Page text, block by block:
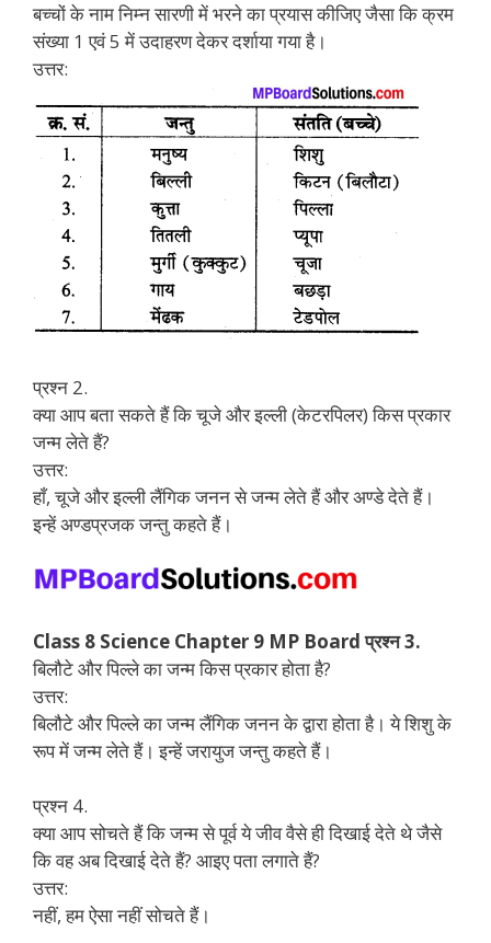
बच्चों के नाम निम्न सारणी में भरने का प्रयास कीजिए जैसा कि क्रम
संख्या 1 एवं 5 में उदाहरण देकर दर्शाया गया है।
उत्तर:
प्रश्न 2.
क्या आप बता सकते हैं कि चूजे और इल्ली (केटरपिलर) किस प्रकार
जन्म लेते हैं?
उत्तर:
हाँ, चूजे और इल्ली लैंगिक जनन से जन्म लेते हैं और अण्डे देते हैं।
इन्हें अण्डप्रजक जन्तु कहते हैं।
Class 8 Science Chapter 9 MP Board प्रश्न 3.
बिलौटे और पिल्ले का जन्म किस प्रकार होता है?
उत्तर:
बिलौटे और पिल्ले का जन्म लैंगिक जनन के द्वारा होता है। ये शिशु के
रूप में जन्म लेते हैं। इन्हें जरायुज जन्तु कहते हैं।
प्रश्न 4.
क्या आप सोचते हैं कि जन्म से पूर्व ये जीव वैसे ही दिखाई देते थे जैसे
कि वह अब दिखाई देते हैं? आइए पता लगाते हैं?
उत्तर:
नहीं, हम ऐसा नहीं सोचते हैं।